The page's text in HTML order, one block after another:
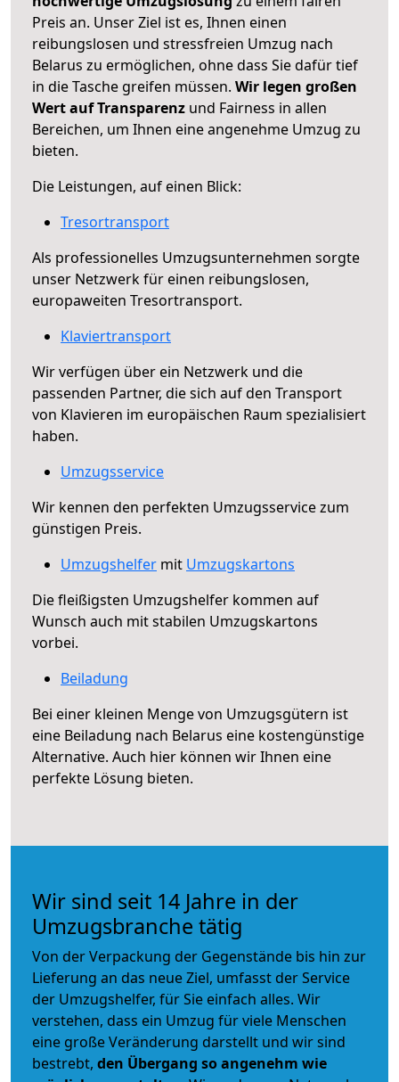
Preis an. Unser Ziel ist es, Ihnen einen
reibungslosen und stressfreien Umzug nach
Belarus zu ermöglichen, ohne dass Sie dafür tief
in die Tasche greifen müssen. Wir legen großen
Wert auf Transparenz und Fairness in allen
Bereichen, um Ihnen eine angenehme Umzug zu
bieten.
Die Leistungen, auf einen Blick:
Tresortransport
Als professionelles Umzugsunternehmen sorgte
unser Netzwerk für einen reibungslosen,
europaweiten Tresortransport.
Klaviertransport
Wir verfügen über ein Netzwerk und die
passenden Partner, die sich auf den Transport
von Klavieren im europäischen Raum spezialisiert
haben.
Umzugsservice
Wir kennen den perfekten Umzugsservice zum
günstigen Preis.
Umzugshelfer mit Umzugskartons
Die fleißigsten Umzugshelfer kommen auf
Wunsch auch mit stabilen Umzugskartons
vorbei.
Beiladung
Bei einer kleinen Menge von Umzugsgütern ist
eine Beiladung nach Belarus eine kostengünstige
Alternative. Auch hier können wir Ihnen eine
perfekte Lösung bieten.
Wir sind seit 14 Jahre in der
Umzugsbranche tätig
Von der Verpackung der Gegenstände bis hin zur
Lieferung an das neue Ziel, umfasst der Service
der Umzugshelfer, für Sie einfach alles. Wir
verstehen, dass ein Umzug für viele Menschen
eine große Veränderung darstellt und wir sind
bestrebt, den Übergang so angenehm wie